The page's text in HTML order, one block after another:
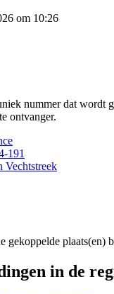
om 10:26
nummer dat wordt
ontvanger.
191
Vechtstreek
gekoppelde plaats(en)
in de